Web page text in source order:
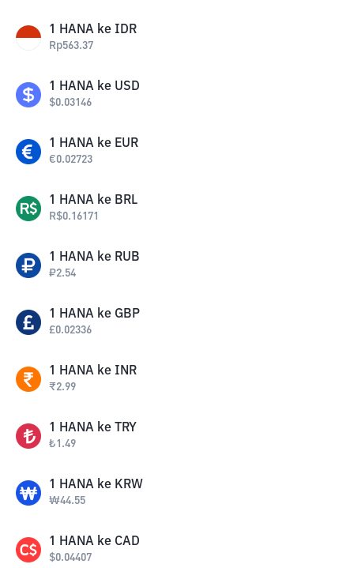
1 HANA ke IDR
Rp563.37
1 HANA ke USD
$0.03146
1 HANA ke EUR
€0.02723
1 HANA ke BRL
R$0.16171
1 HANA ke RUB
₽2.54
1 HANA ke GBP
£0.02336
1 HANA ke INR
₹2.99
1 HANA ke TRY
₺1.49
1 HANA ke KRW
₩44.55
1 HANA ke CAD
$0.04407